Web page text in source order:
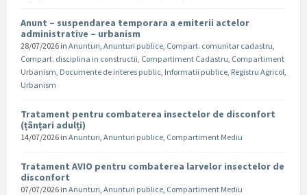
Anunt – suspendarea temporara a emiterii actelor
administrative – urbanism
28/07/2026 in Anunturi, Anunturi publice, Compart. comunitar cadastru,
Compart. disciplina in constructii, Compartiment Cadastru, Compartiment
Urbanism, Documente de interes public, Informatii publice, Registru Agricol,
Urbanism
Tratament pentru combaterea insectelor de disconfort
(țânțari adulți)
14/07/2026 in Anunturi, Anunturi publice, Compartiment Mediu
Tratament AVIO pentru combaterea larvelor insectelor de
disconfort
07/07/2026 in Anunturi, Anunturi publice, Compartiment Mediu